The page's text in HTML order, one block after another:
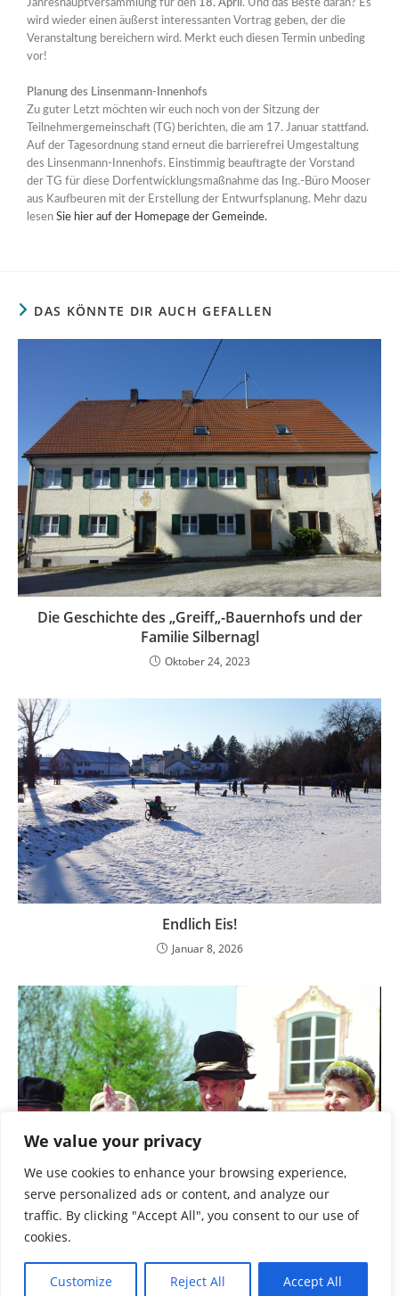
We value your privacy
We use cookies to enhance your browsing experience,
serve personalized ads or content, and analyze our
traffic. By clicking "Accept All", you consent to our use of
cookies.
Customize Reject All Accept All
Jahreshauptversammlung für den 18. April . Und das Beste daran? Es
wird wieder einen äußerst interessanten Vortrag geben, der die
Veranstaltung bereichern wird. Merkt euch diesen Termin unbeding
vor!
Planung des Linsenmann-Innenhofs
Zu guter Letzt möchten wir euch noch von der Sitzung der
Teilnehmergemeinschaft (TG) berichten, die am 17. Januar stattfand.
Auf der Tagesordnung stand erneut die barrierefrei Umgestaltung
des Linsenmann-Innenhofs. Einstimmig beauftragte der Vorstand
der TG für diese Dorfentwicklungsmaßnahme das Ing.-Büro Mooser
aus Kaufbeuren mit der Erstellung der Entwurfsplanung. Mehr dazu
lesen Sie hier auf der Homepage der Gemeinde.
DAS KÖNNTE DIR AUCH GEFALLEN
Die Geschichte des „Greiff„-Bauernhofs und der
Familie Silbernagl
Oktober 24, 2023
Endlich Eis!
Januar 8, 2026
Ein Archivfund bringt Türkenfelds Dorfjubiläen
durcheinander
Juni 19, 2024